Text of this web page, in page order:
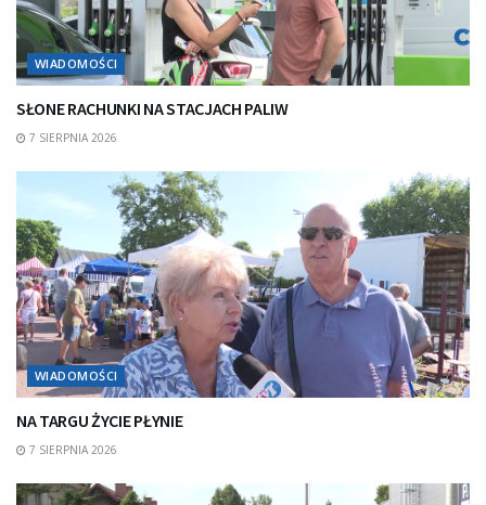
WIADOMOŚCI
SŁONE RACHUNKI NA STACJACH PALIW
7 SIERPNIA 2026
WIADOMOŚCI
NA TARGU ŻYCIE PŁYNIE
7 SIERPNIA 2026